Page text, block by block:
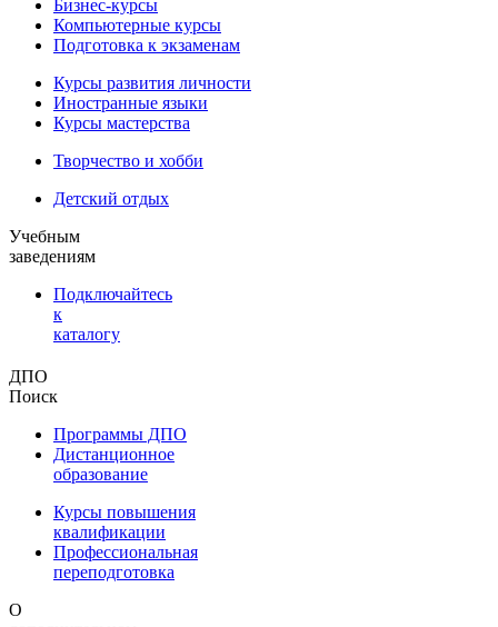
Бизнес-курсы
Компьютерные курсы
Подготовка к экзаменам
Курсы развития личности
Иностранные языки
Курсы мастерства
Творчество и хобби
Детский отдых
Учебным
заведениям
Подключайтесь
к
каталогу
ДПО
Поиск
Программы ДПО
Дистанционное
образование
Курсы повышения
квалификации
Профессиональная
переподготовка
О